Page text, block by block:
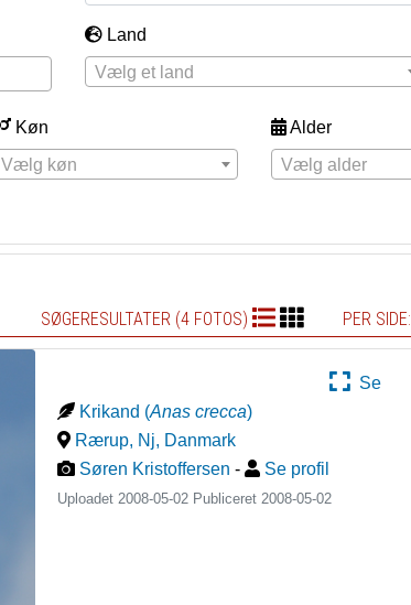
Land
Vælg et land
Køn
Vælg køn
Alder
Vælg alder
SØGERESULTATER (4 FOTOS) PER SIDE:
Se
Krikand (Anas crecca)
Rærup, Nj, Danmark
Søren Kristoffersen - Se profil
Uploadet 2008-05-02 Publiceret2008-05-02